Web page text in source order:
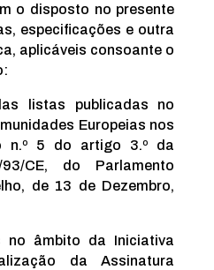
o disposto no presente
especificações e outra
aplicáveis consoante o
listas publicadas no
Europeias nos
n.º 5 do artigo 3.º da
CE, do Parlamento
de 13 de Dezembro,
no âmbito da Iniciativa
da Assinatura